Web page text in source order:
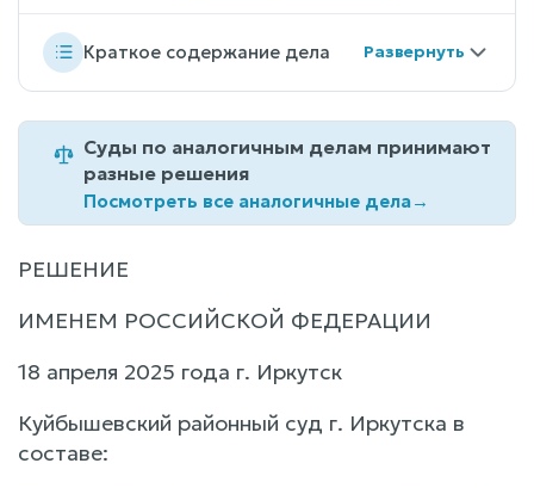
Краткое содержание дела
Суды по аналогичным делам принимают
разные решения
Посмотреть все аналогичные дела→
РЕШЕНИЕ
ИМЕНЕМ РОССИЙСКОЙ ФЕДЕРАЦИИ
18 апреля 2025 года г. Иркутск
Куйбышевский районный суд г. Иркутска в
составе: